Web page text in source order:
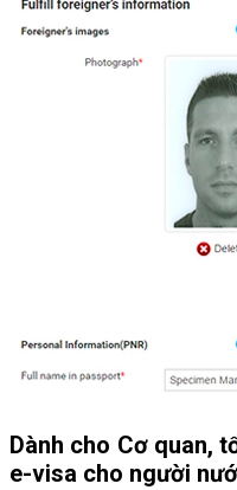
Dành cho Cơ quan,
e-visa cho người